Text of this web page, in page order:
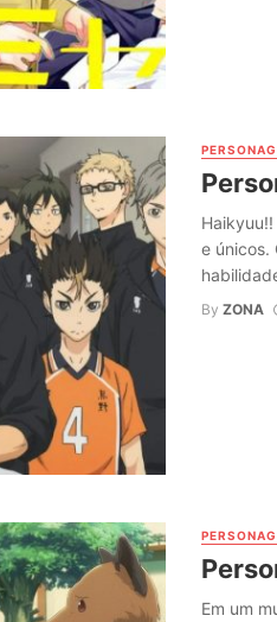
e únicos.
By ZONA
Em um